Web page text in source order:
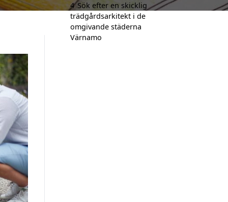
4 Sök efter en skicklig
trädgårdsarkitekt i de
omgivande städerna
Värnamo